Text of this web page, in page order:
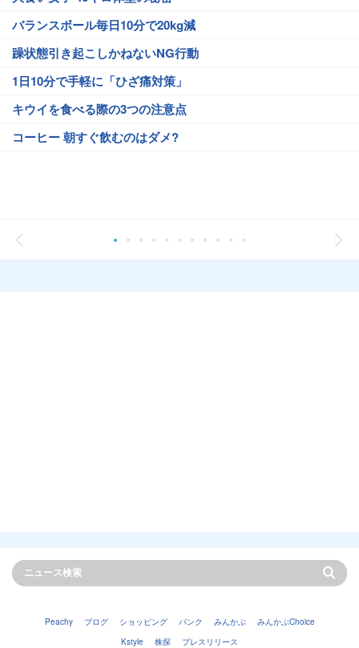
バランスボール毎日10分で20kg減
躁状態引き起こしかねないNG行動
1日10分で手軽に「ひざ痛対策」
キウイを食べる際の3つの注意点
コーヒー 朝すぐ飲むのはダメ?
Peachy ブログ ショッピング バンク みんかぶ
みんかぶChoice
Kstyle
株探 プレスリリース